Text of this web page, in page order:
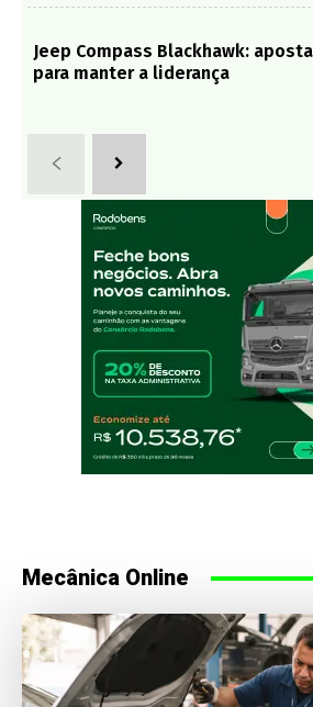
Jeep Compass Blackhawk:
para manter a liderança
Mecânica Online